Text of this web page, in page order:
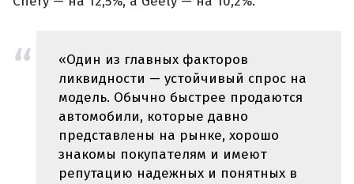
«Один из главных факторов
ликвидности — устойчивый спрос на
модель. Обычно быстрее продаются
автомобили, которые давно
представлены на рынке, хорошо
знакомы покупателям и имеют
репутацию надежных и понятных в